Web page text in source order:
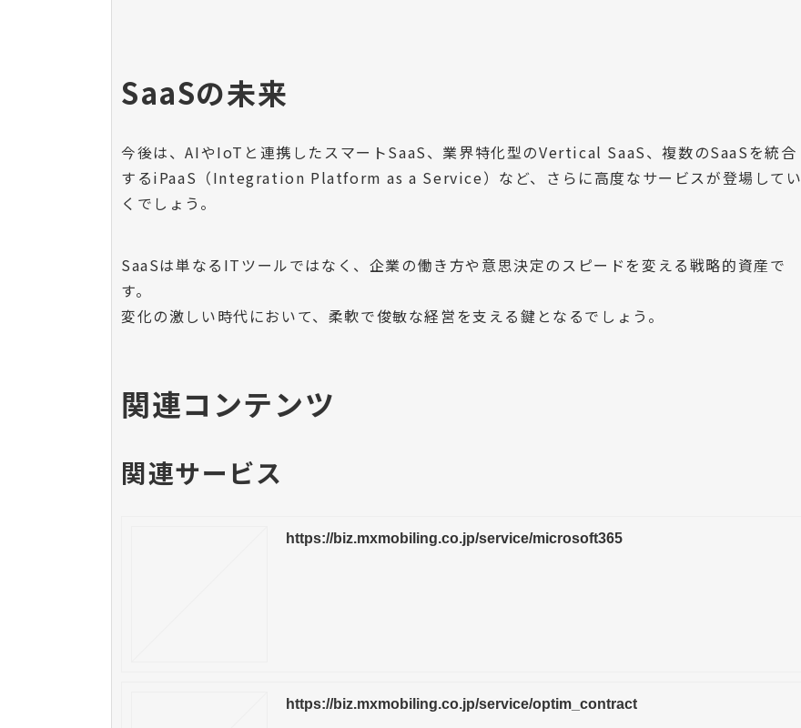
SaaSの未来
今後は、AIやIoTと連携したスマートSaaS、業界特化型のVertical SaaS、複数のSaaSを統合
するiPaaS（Integration Platform as a Service）など、さらに高度なサービスが登場してい
くでしょう。
SaaSは単なるITツールではなく、企業の働き方や意思決定のスピードを変える戦略的資産で
す。
変化の激しい時代において、柔軟で俊敏な経営を支える鍵となるでしょう。
関連コンテンツ
関連サービス
https://biz.mxmobiling.co.jp/service/microsoft365
https://biz.mxmobiling.co.jp/service/optim_contract